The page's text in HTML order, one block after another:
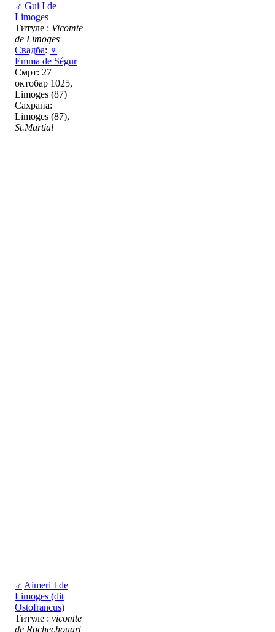
♂ Gui I de
Limoges
Титуле : Vicomte
de Limoges
Свадба: ♀
Emma de Ségur
Смрт: 27
октобар 1025,
Limoges (87)
Сахрана:
Limoges (87),
St.Martial
♂ Aimeri I de
Limoges (dit
Ostofrancus)
Титуле : vicomte
de Rochechouart